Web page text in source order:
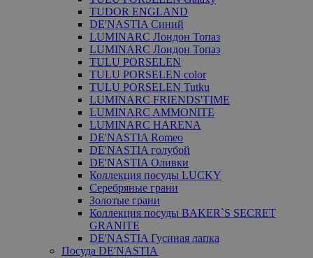
TUDOR ENGLAND
DE'NASTIA Синий
LUMINARC Лондон Топаз
LUMINARC Лондон Топаз
TULU PORSELEN
TULU PORSELEN color
TULU PORSELEN Tutku
LUMINARC FRIENDS'TIME
LUMINARC AMMONITE
LUMINARC HARENA
DE'NASTIA Romeo
DE'NASTIA голубой
DE'NASTIA Оливки
Коллекция посуды LUCKY
Серебряные грани
Золотые грани
Коллекция посуды BAKER`S SECRET
GRANITE
DE'NASTIA Гусиная лапка
Посуда DE'NASTIA